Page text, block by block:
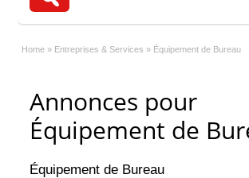
Home » Entreprises & Services » Équipement de Bureau
Annonces pour
Équipement de
Équipement de Bureau